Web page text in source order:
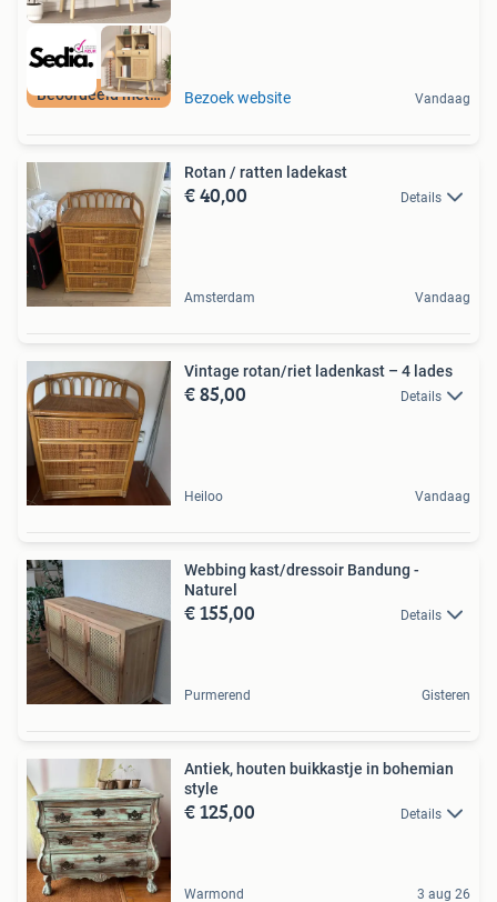
Beoordeeld met 9+ Bezoek website Vandaag
Rotan / ratten ladekast
€ 40,00 Details
Amsterdam Vandaag
Vintage rotan/riet ladenkast – 4 lades
€ 85,00 Details
Heiloo Vandaag
Webbing kast/dressoir Bandung -
Naturel
€ 155,00 Details
Purmerend Gisteren
Antiek, houten buikkastje in bohemian
style
€ 125,00 Details
Warmond 3 aug 26